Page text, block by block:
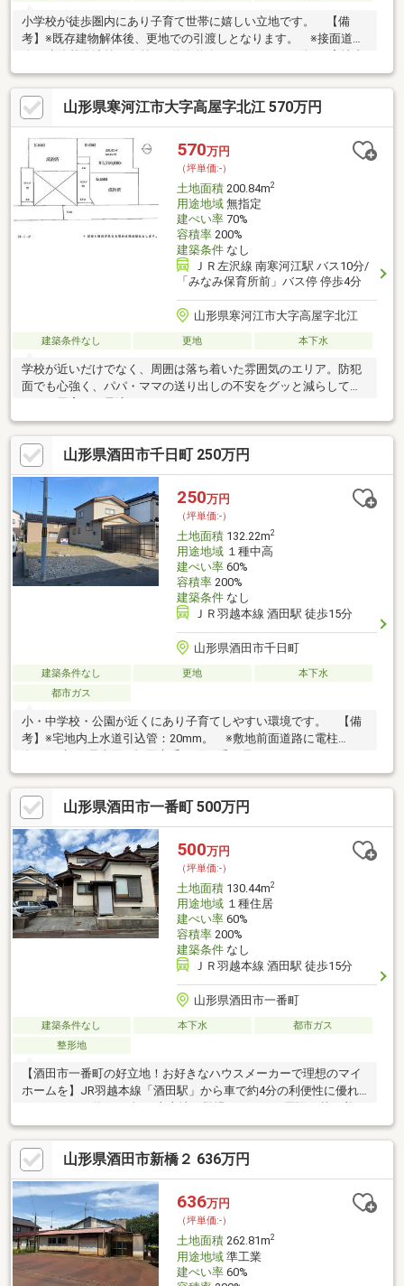
小学校が徒歩圏内にあり子育て世帯に嬉しい立地です。 【備
考】※既存建物解体後、更地での引渡しとなります。 ※接面道
路：建築基準法第42条第2項道路道路セットバック要件 ※宅地内
上水道引込2ヶ所有。現状での引渡しとなります。(地番76番37：
引込口径13mm、地番76番38：引込口径20mm) ※旧住居表示：
酒田市栄町16番7号・8号
山形県寒河江市大字高屋字北江 570万円
570万円
（坪単価:-）
土地面積200.84m2
用途地域無指定
建ぺい率70%
容積率200%
建築条件なし
ＪＲ左沢線 南寒河江駅 バス10分/
「みなみ保育所前」バス停 停歩4分
山形県寒河江市大字高屋字北江
建築条件なし 更地 本下水
学校が近いだけでなく、周囲は落ち着いた雰囲気のエリア。防犯
面でも心強く、パパ・ママの送り出しの不安をグッと減らしてく
山形県酒田市千日町 250万円
250万円
（坪単価:-）
土地面積132.22m2
用途地域１種中高
建ぺい率60%
容積率200%
建築条件なし
ＪＲ羽越本線 酒田駅 徒歩15分
山形県酒田市千日町
建築条件なし 更地
本下水
都市ガス
小・中学校・公園が近くにあり子育てしやすい環境です。 【備
考】※宅地内上水道引込管：20mm。 ※敷地前面道路に電柱
山形県酒田市一番町 500万円
500万円
（坪単価:-）
土地面積130.44m2
用途地域１種住居
建ぺい率60%
容積率200%
建築条件なし
ＪＲ羽越本線 酒田駅 徒歩15分
山形県酒田市一番町
建築条件なし 本下水
都市ガス
整形地
【酒田市一番町の好立地！お好きなハウスメーカーで理想のマイ
ホームを】JR羽越本線「酒田駅」から車で約4分の利便性に優れ
のある第一種住居地域です。本物件は、売主様で既存建物を解体
し【更地】にしてからお引渡しいたします。解体費用の心配をせ
ず、スムーズに建築へ進めるのが嬉しいポイント！さらに建築条
件はございませんので、ご希望のハウスメーカーや工務店で自由
にマイホームを設計していただけます。
山形県酒田市新橋２ 636万円
636万円
（坪単価:-）
土地面積262.81m2
用途地域準工業
建ぺい率60%